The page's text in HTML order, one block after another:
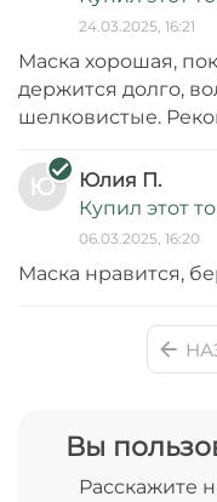
цвет,
длины, где я
волосы выглядели
Пользоваться
уверена, есть
24.03.2025, 16:21
Маска хорошая,
держится долго,
шелковистые.
Ю
Юлия П.
Купил этот
06.03.2025, 16:20
Маска нравится,
Вы
Расскажите